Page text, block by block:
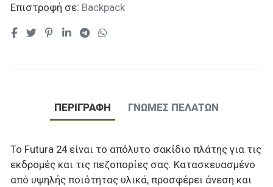
Επιστροφή σε: Backpack
ΠΕΡΙΓΡΑΦΉ ΓΝΏΜΕΣ ΠΕΛΑΤΏΝ
Το Futura 24 είναι το απόλυτο σακίδιο πλάτης για τις
εκδρομές και τις πεζοπορίες σας. Κατασκευασμένο
από υψηλής ποιότητας υλικά, προσφέρει άνεση και